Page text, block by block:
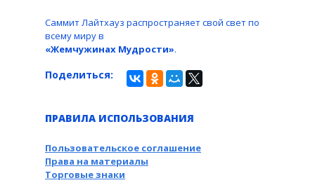
Саммит Лайтхауз распространяет свой свет по
всему миру в
«Жемчужинах Мудрости».
Поделиться:
ПРАВИЛА ИСПОЛЬЗОВАНИЯ
Пользовательское соглашение
Права на материалы
Торговые знаки